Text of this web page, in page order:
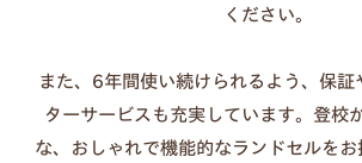
ください。
また、6年間使い続けられるよう、保証
ターサービスも充実しています。登校
な、おしゃれで機能的なランドセルを